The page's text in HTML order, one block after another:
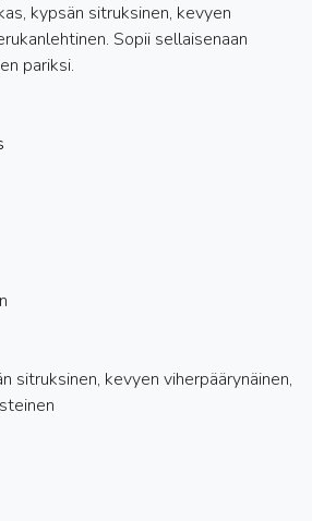
kypsän sitruksinen, kevyen
Sopii sellaisenaan
pariksi.
sitruksinen, kevyen viherpäärynäinen,